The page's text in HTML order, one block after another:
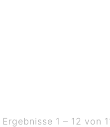
Ergebnisse 1 – 12 von